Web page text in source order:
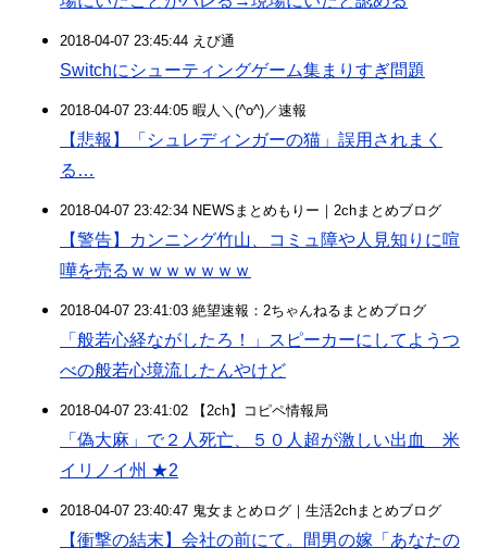
2018-04-07 23:45:44 えび通
Switchにシューティングゲーム集まりすぎ問題
2018-04-07 23:44:05 暇人＼(^o^)／速報
【悲報】「シュレディンガーの猫」誤用されまく
る…
2018-04-07 23:42:34 NEWSまとめもりー｜2chまとめブログ
【警告】カンニング竹山、コミュ障や人見知りに喧
嘩を売るｗｗｗｗｗｗｗ
2018-04-07 23:41:03 絶望速報：2ちゃんねるまとめブログ
「般若心経ながしたろ！」スピーカーにしてようつ
べの般若心境流したんやけど
2018-04-07 23:41:02 【2ch】コピペ情報局
「偽大麻」で２人死亡、５０人超が激しい出血 米
イリノイ州 ★2
2018-04-07 23:40:47 鬼女まとめログ｜生活2chまとめブログ
【衝撃の結末】会社の前にて。間男の嫁「あなたの